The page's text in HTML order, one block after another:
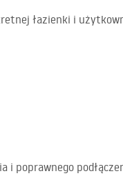
łazienki i
poprawnego